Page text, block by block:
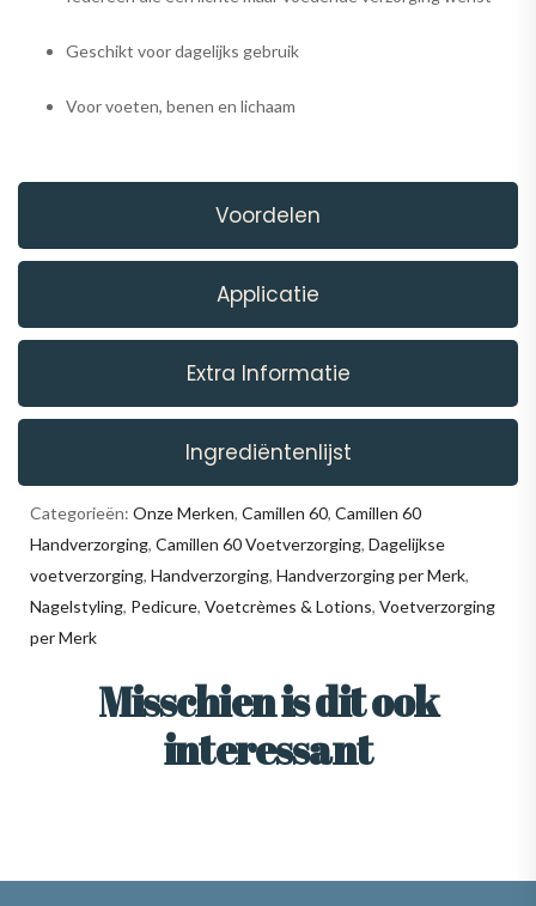
Voordelen
Applicatie
Extra Informatie
Ingrediëntenlijst
Geschikt voor dagelijks gebruik
Voor voeten, benen en lichaam
Categorieën: Onze Merken, Camillen 60, Camillen 60
Handverzorging, Camillen 60 Voetverzorging, Dagelijkse
voetverzorging, Handverzorging, Handverzorging per Merk,
Nagelstyling, Pedicure, Voetcrèmes & Lotions, Voetverzorging
per Merk
Misschien is dit ook
interessant